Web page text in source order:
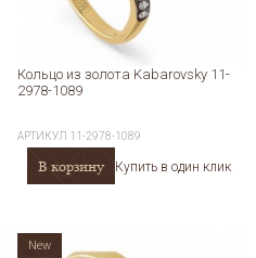
Кольцо из золота Kabarovsky 11-
2978-1089
АРТИКУЛ 11-2978-1089
В корзину Купить в один клик
New